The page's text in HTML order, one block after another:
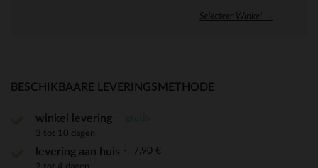
Selecteer Winkel →
BESCHIKBAARE LEVERINGSMETHODE
winkel levering
3 tot 10 dagen
levering aan huis 7,90 €
2 tot 4 dagen